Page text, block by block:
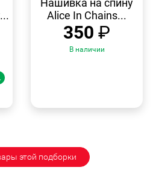
Нашивка на спину
Alice In Chains...
350 ₽
В наличии
этой подборки